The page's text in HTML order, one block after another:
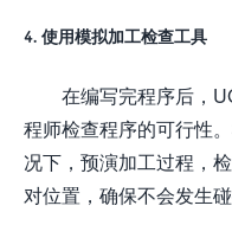
4. 使用模拟加工检查工具
在编写完程序后，
程师检查程序的可行性
况下，预演加工过程，
对位置，确保不会发生